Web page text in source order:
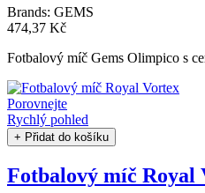
Brands: GEMS
474,37 Kč
Fotbalový míč Gems Olimpico s
Porovnejte
Rychlý pohled
+ Přidat do košíku
Fotbalový míč Royal